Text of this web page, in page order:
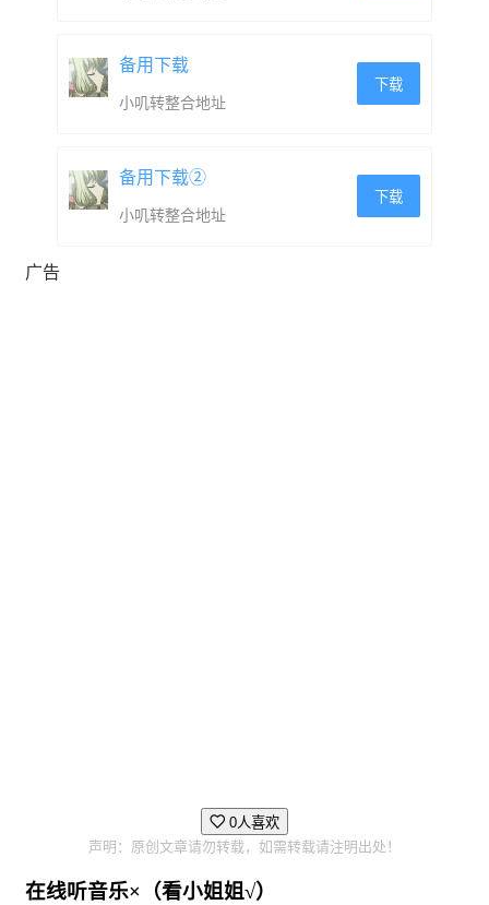
你能期待什么？
https://store.steampowered.com/app/1677980/
备用下载
小叽转整合地址
下载
备用下载②
小叽转整合地址
下载
广告
0人喜欢
声明：原创文章请勿转载，如需转载请注明出处！
在线听音乐×（看小姐姐√）